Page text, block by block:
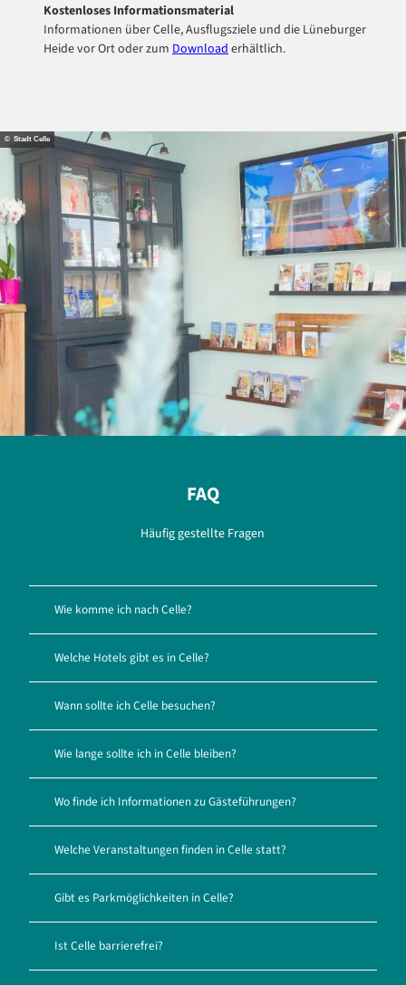
Kostenloses Informationsmaterial
Informationen über Celle, Ausflugsziele und die Lüneburger
Heide vor Ort oder zum Download erhältlich.
© Stadt Celle
FAQ
Häufig gestellte Fragen
Wie komme ich nach Celle?
Welche Hotels gibt es in Celle?
Wann sollte ich Celle besuchen?
Wie lange sollte ich in Celle bleiben?
Wo finde ich Informationen zu Gästeführungen?
Welche Veranstaltungen finden in Celle statt?
Gibt es Parkmöglichkeiten in Celle?
Ist Celle barrierefrei?